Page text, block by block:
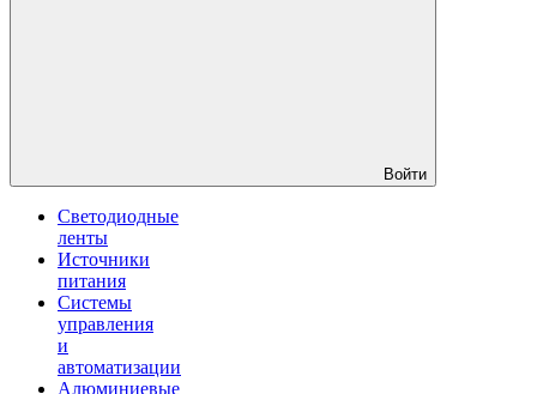
Войти
Светодиодные
ленты
Источники
питания
Системы
управления
и
автоматизации
Алюминиевые